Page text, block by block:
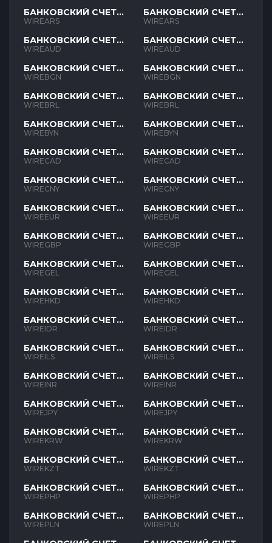
БАНКОВСКИЙ СЧЕТ
ARS
WIREARS
БАНКОВСКИЙ СЧЕТ
AUD
WIREAUD
БАНКОВСКИЙ СЧЕТ
BGN
WIREBGN
БАНКОВСКИЙ СЧЕТ
BRL
WIREBRL
БАНКОВСКИЙ СЧЕТ
BYN
WIREBYN
БАНКОВСКИЙ СЧЕТ
CAD
WIRECAD
БАНКОВСКИЙ СЧЕТ
CNY
WIRECNY
БАНКОВСКИЙ СЧЕТ
EUR
WIREEUR
БАНКОВСКИЙ СЧЕТ
GBP
WIREGBP
БАНКОВСКИЙ СЧЕТ
GEL
WIREGEL
БАНКОВСКИЙ СЧЕТ
HKD
WIREHKD
БАНКОВСКИЙ СЧЕТ
IDR
WIREIDR
БАНКОВСКИЙ СЧЕТ
ILS
WIREILS
БАНКОВСКИЙ СЧЕТ
INR
WIREINR
БАНКОВСКИЙ СЧЕТ
JPY
WIREJPY
БАНКОВСКИЙ СЧЕТ
KRW
WIREKRW
БАНКОВСКИЙ СЧЕТ
KZT
WIREKZT
БАНКОВСКИЙ СЧЕТ
PHP
WIREPHP
БАНКОВСКИЙ СЧЕТ
PLN
WIREPLN
БАНКОВСКИЙ СЧЕТ
ARS
WIREARS
БАНКОВСКИЙ СЧЕТ
AUD
WIREAUD
БАНКОВСКИЙ СЧЕТ
BGN
WIREBGN
БАНКОВСКИЙ СЧЕТ
BRL
WIREBRL
БАНКОВСКИЙ СЧЕТ
BYN
WIREBYN
БАНКОВСКИЙ СЧЕТ
CAD
WIRECAD
БАНКОВСКИЙ СЧЕТ
CNY
WIRECNY
БАНКОВСКИЙ СЧЕТ
EUR
WIREEUR
БАНКОВСКИЙ СЧЕТ
GBP
WIREGBP
БАНКОВСКИЙ СЧЕТ
GEL
WIREGEL
БАНКОВСКИЙ СЧЕТ
HKD
WIREHKD
БАНКОВСКИЙ СЧЕТ
IDR
WIREIDR
БАНКОВСКИЙ СЧЕТ
ILS
WIREILS
БАНКОВСКИЙ СЧЕТ
INR
WIREINR
БАНКОВСКИЙ СЧЕТ
JPY
WIREJPY
БАНКОВСКИЙ СЧЕТ
KRW
WIREKRW
БАНКОВСКИЙ СЧЕТ
KZT
WIREKZT
БАНКОВСКИЙ СЧЕТ
PHP
WIREPHP
БАНКОВСКИЙ СЧЕТ
PLN
WIREPLN